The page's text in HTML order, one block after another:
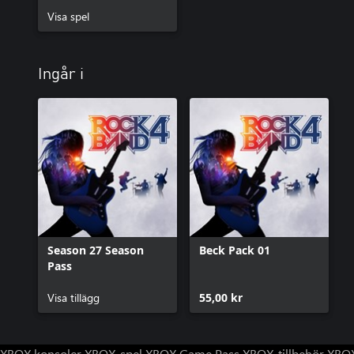
Visa spel
Ingår i
Season 27 Season
Pass
Visa tillägg
Beck Pack 01
55,00 kr